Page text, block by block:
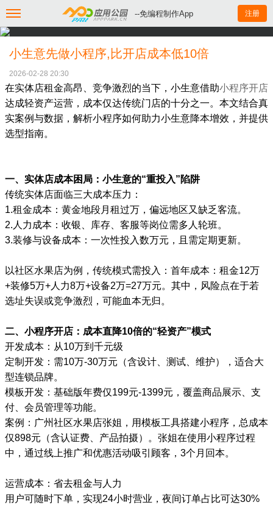
--免编程制作App 注册
小生意先做小程序,比开店成本低10倍
2026-02-28 20:30
在实体店租金高昂、竞争激烈的当下，小生意借助小程序开店
达成轻资产运营，成本仅达传统门店的十分之一。本文结合真
实案例与数据，解析小程序如何助力小生意降本增效，并提供
选型指南。
一、实体店成本困局：小生意的“重投入”陷阱
传统实体店面临三大成本压力：
1.租金成本：黄金地段月租过万，偏远地区又缺乏客流。
2.人力成本：收银、库存、客服等岗位需多人轮班。
3.装修与设备成本：一次性投入数万元，且需定期更新。
以社区水果店为例，传统模式需投入：首年成本：租金12万
+装修5万+人力8万+设备2万=27万元。其中，风险点在于若
选址失误或竞争激烈，可能血本无归。
二、小程序开店：成本直降10倍的“轻资产”模式
开发成本：从10万到千元级
定制开发：需10万-30万元（含设计、测试、维护），适合大
型连锁品牌。
模板开发：基础版年费仅199元-1399元，覆盖商品展示、支
付、会员管理等功能。
案例：广州社区水果店张姐，用模板工具搭建小程序，总成本
仅898元（含认证费、产品拍摄）。张姐在使用小程序过程
中，通过线上推广和优惠活动吸引顾客，3个月回本。
运营成本：省去租金与人力
用户可随时下单，实现24小时营业，夜间订单占比可达30%